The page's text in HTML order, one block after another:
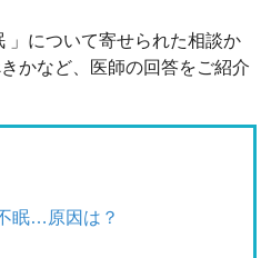
」について寄せられた相談か
かなど、医師の回答をご紹介
眠…原因は？